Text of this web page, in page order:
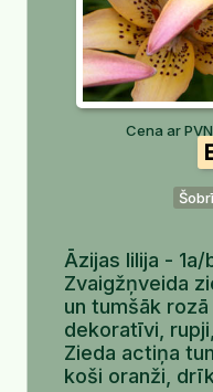
Cena ar
Āzijas lilija -
Zvaigžņveida
un tumšāk
dekoratīvi,
Zieda actiņa
koši oranži,